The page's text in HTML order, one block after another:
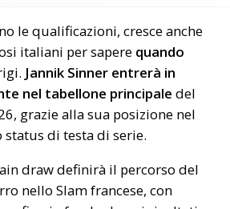
le qualificazioni, cresce anche
italiani per sapere quando
. Jannik Sinner entrerà in
nel tabellone principale del
grazie alla sua posizione nel
status di testa di serie.
draw definirà il percorso del
nello Slam francese, con